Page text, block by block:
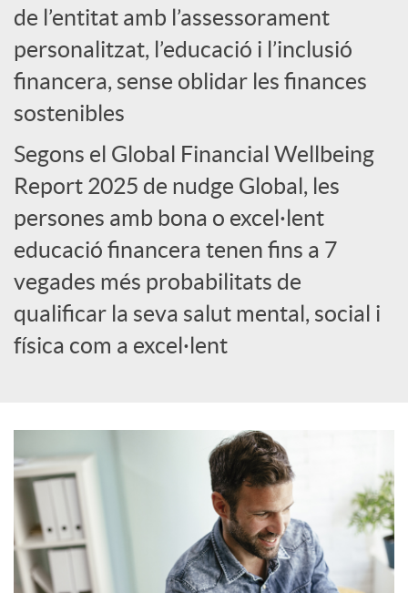
s
de l’entitat amb l’assessorament
personalitzat, l’educació i l’inclusió
financera, sense oblidar les finances
sostenibles
Segons el Global Financial Wellbeing
Report 2025 de nudge Global, les
persones amb bona o excel·lent
educació financera tenen fins a 7
vegades més probabilitats de
qualificar la seva salut mental, social i
física com a excel·lent